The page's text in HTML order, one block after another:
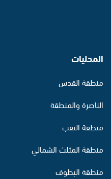
المحليات
منطقة القدس
الناصرة والمنطقة
منطقة النقب
منطقة المثلث الشمالي
منطقة البطوف